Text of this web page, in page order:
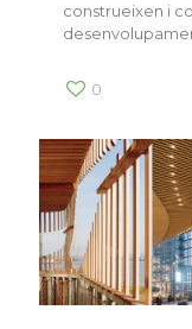
construeixen i
0